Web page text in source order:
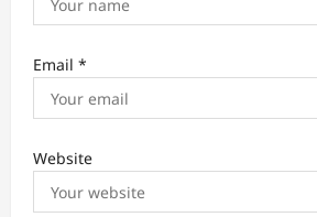
Email *
Website